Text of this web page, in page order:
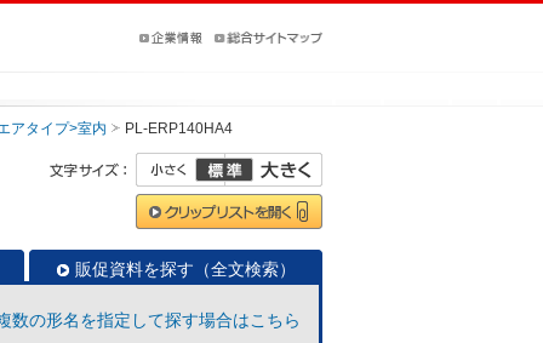
アタイプ>室内 PL-ERP140HA4
販促資料を探す（全文検索）
数の形名を指定して探す場合はこちら